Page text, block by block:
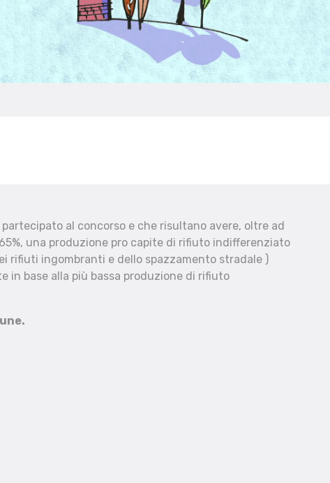
al concorso e che risultano avere, oltre ad
una produzione pro capite di rifiuto indifferenziato
rifiuti ingombranti e dello spazzamento stradale )
in base alla più bassa produzione di rifiuto